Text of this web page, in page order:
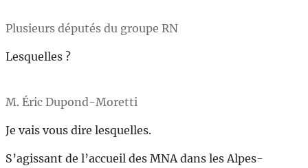
Plusieurs députés du groupe RN
Lesquelles ?
M. Éric Dupond-Moretti
Je vais vous dire lesquelles.
S’agissant de l’accueil des MNA dans les Alpes-